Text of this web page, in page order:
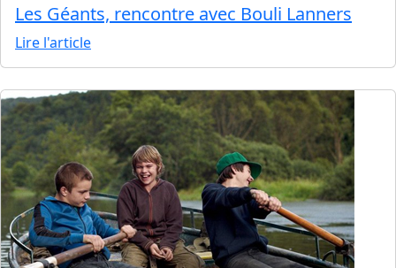
Les Géants, rencontre avec Bouli Lanners
Lire l'article